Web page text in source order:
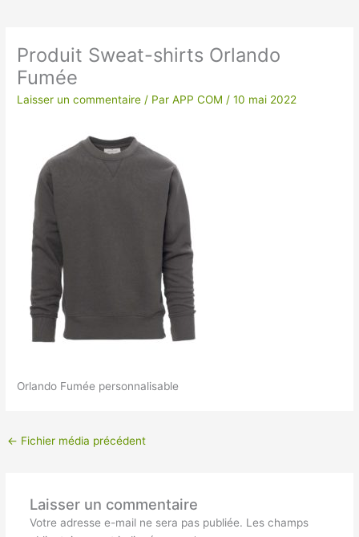
VÊTEMENTS ET OBJETS À
QUALITE OPTIMALE ou IMPRESSION SUR
Produit Sweat-shirts Orlando
Fumée
Laisser un commentaire / ParAPP COM/10 mai 2022
Orlando Fumée personnalisable
← Fichier média précédent
Laisser un commentaire
Votre adresse e-mail ne sera pas publiée. Les champs